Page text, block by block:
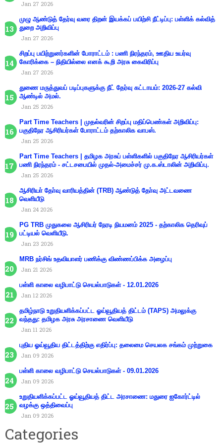
Jan 27 2026
முழு ஆண்டுத் தேர்வு வரை திறன் இயக்கப் பயிற்சி நீட்டிப்பு: பள்ளிக் கல்வித்
துறை அறிவிப்பு
Jan 27 2026
சிறப்பு பயிற்றுனர்களின் போராட்டம் : பணி நிரந்தரம், ஊதிய உயர்வு
கோரிக்கை – நிதியில்லை எனக் கூறி அரசு கைவிரிப்பு
Jan 27 2026
துணை மருத்துவப் படிப்புகளுக்கு நீட் தேர்வு கட்டாயம்: 2026-27 கல்வி
ஆண்டில் அமல்.
Jan 25 2026
Part Time Teachers | முதல்வரின் சிறப்பு மதிப்பெண்கள் அறிவிப்பு:
பகுதிநேர ஆசிரியர்கள் போராட்டம் தற்காலிக வாபஸ்.
Jan 25 2026
Part Time Teachers | தமிழக அரசுப் பள்ளிகளில் பகுதிநேர ஆசிரியர்கள்
பணி நிரந்தரம் - சட்டசபையில் முதல்-அமைச்சர் மு.க.ஸ்டாலின் அறிவிப்பு.
Jan 25 2026
ஆசிரியா் தோ்வு வாரியத்தின் (TRB) ஆண்டுத் தோ்வு அட்டவணை
வெளியீடு
Jan 24 2026
PG TRB முதுகலை ஆசிரியர் நேரடி நியமனம் 2025 - தற்காலிக தெரிவுப்
பட்டியல் வெளியீடு.
Jan 23 2026
MRB நர்சிங் உதவியாளர் பணிக்கு விண்ணப்பிக்க அழைப்பு
Jan 21 2026
பள்ளி காலை வழிபாட்டு செயல்பாடுகள் - 12.01.2026
Jan 12 2026
தமிழ்நாடு உறுதியளிக்கப்பட்ட ஓய்வூதியத் திட்டம் (TAPS) அமலுக்கு
வந்தது: தமிழக அரசு அரசாணை வெளியீடு
Jan 11 2026
புதிய ஓய்வூதிய திட்டத்திற்கு எதிர்ப்பு: தலைமை செயலக சங்கம் முற்றுகை
Jan 09 2026
பள்ளி காலை வழிபாட்டு செயல்பாடுகள் - 09.01.2026
Jan 09 2026
உறுதியளிக்கப்பட்ட ஓய்வூதியத் திட்ட அரசாணை: மதுரை ஐகோர்ட்டில்
வழக்கு ஒத்திவைப்பு
Jan 09 2026
Categories